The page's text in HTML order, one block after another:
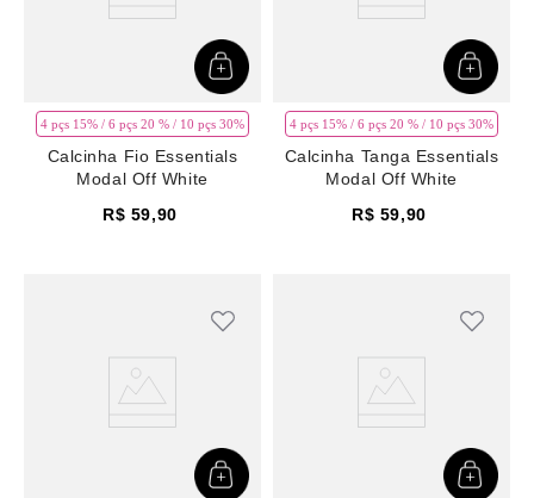
4 pçs 15% / 6 pçs 20 % / 10 pçs 30%
Calcinha Fio Essentials
Modal Off White
R$ 59,90
4 pçs 15% / 6 pçs 20 % / 10 pçs 30%
Calcinha Tanga Essentials
Modal Off White
R$ 59,90